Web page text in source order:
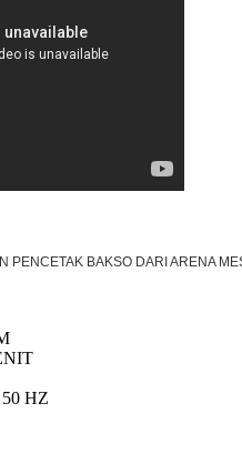
PENCETAK BAKSO DARI ARENA
50 HZ